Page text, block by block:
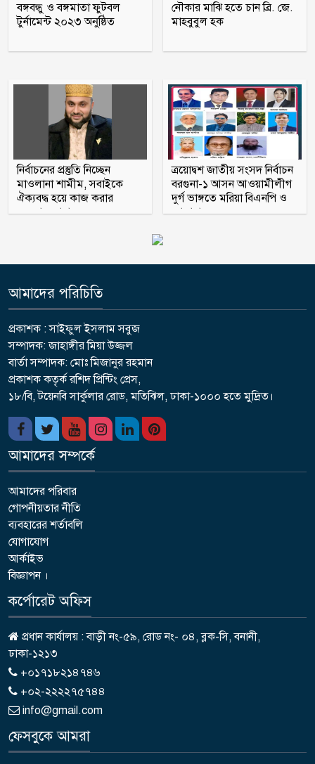
আলফাডাঙ্গায় জমি সংক্রান্ত বিরোধের জেরে
হামলা আহত তিন
বঙ্গবন্ধু ও বঙ্গমাতা ফুটবল
টুর্নামেন্ট ২০২৩ অনুষ্ঠিত
নৌকার মাঝি হতে চান ব্রি. জে.
মাহবুবুল হক
নির্বাচনের প্রস্তুতি নিচ্ছেন
মাওলানা শামীম, সবাইকে
ঐক্যবদ্ধ হয়ে কাজ করার
অহব্বান জানান
ত্রয়োদ্বশ জাতীয় সংসদ নির্বাচন
বরগুনা-১ আসন আওয়ামীলীগ
দুর্গ ভাঙ্গতে মরিয়া বিএনপি ও
জামায়াত
আমাদের পরিচিতি
প্রকাশক : সাইফুল ইসলাম সবুজ
সম্পাদক: জাহাঙ্গীর মিয়া উজ্জল
বার্তা সম্পাদক: মোঃ মিজানুর রহমান
প্রকাশক কতৃর্ক রশিদ প্রিন্টিং প্রেস,
১৮/বি, টয়েনবি সার্কুলার রোড, মতিঝিল, ঢাকা-১০০০ হতে মুদ্রিত।
আমাদের সম্পর্কে
আমাদের পরিবার
গোপনীয়তার নীতি
ব্যবহারের শর্তাবলি
যোগাযোগ
আর্কাইভ
বিজ্ঞাপন ।
কর্পোরেট অফিস
প্রধান কার্যালয় : বাড়ী নং-৫৯, রোড নং- ০৪, ব্লক-সি, বনানী,
ঢাকা-১২১৩
+০১৭১৮২১৪৭৪৬
+০২-২২২২৭৫৭৪৪
info@gmail.com
ফেসবুকে আমরা